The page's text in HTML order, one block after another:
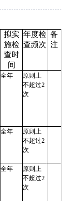
拟实
施检
查时
间
年度检
查频次
备
注
全年
原则上
不超过2
次
全年
原则上
不超过2
次
全年
原则上
不超过2
次